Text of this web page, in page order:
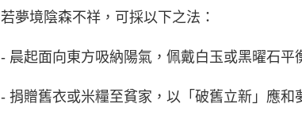
若夢境陰森不祥，可採以下之法：
- 晨起面向東方吸納陽氣，佩戴白玉或黑曜石平
- 捐贈舊衣或米糧至貧家，以「破舊立新」應和